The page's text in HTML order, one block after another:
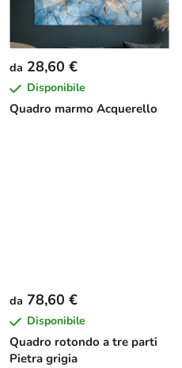
Quadro marmo Acquerello
da 28,60 €
Disponibile
Quadro rotondo a tre parti
Pietra grigia
da 78,60 €
Disponibile